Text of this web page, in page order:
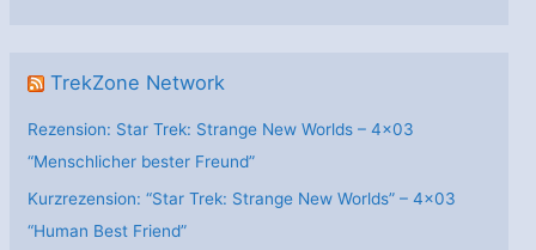
TrekZone Network
Rezension: Star Trek: Strange New Worlds – 4×03
“Menschlicher bester Freund”
Kurzrezension: “Star Trek: Strange New Worlds” – 4×03
“Human Best Friend”